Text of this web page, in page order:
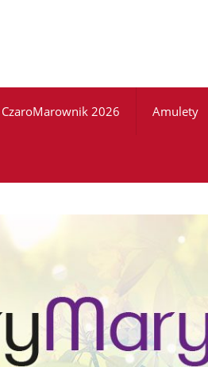
CzaroMarownik 2026 Amulety